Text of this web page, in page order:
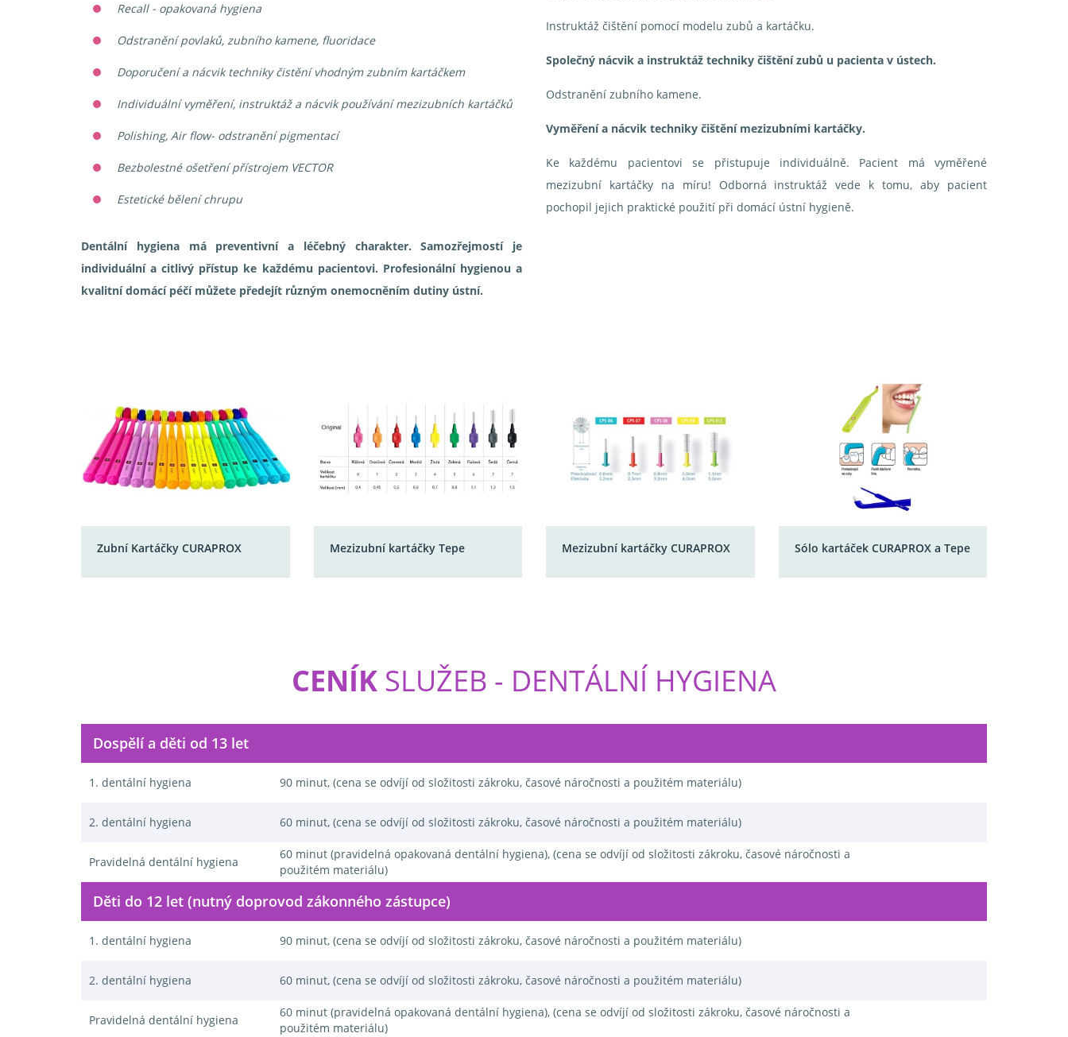
Recall - opakovaná hygiena
Odstranění povlaků, zubního kamene, fluoridace
Doporučení a nácvik techniky čistění vhodným zubním kartáčkem
Individuální vyměření, instruktáž a nácvik používání mezizubních kartáčků
Polishing, Air flow- odstranění pigmentací
Bezbolestné ošetření přístrojem VECTOR
Estetické bělení chrupu
Dentální hygiena má preventivní a léčebný charakter. Samozřejmostí je
individuální a citlivý přístup ke každému pacientovi. Profesionální hygienou a
kvalitní domácí péčí můžete předejít různým onemocněním dutiny ústní.
Instruktáž čištění pomocí modelu zubů a kartáčku.
Společný nácvik a instruktáž techniky čištění zubů u pacienta v ústech.
Odstranění zubního kamene.
Vyměření a nácvik techniky čištění mezizubními kartáčky.
Ke každému pacientovi se přistupuje individuálně. Pacient má vyměřené
mezizubní kartáčky na míru! Odborná instruktáž vede k tomu, aby pacient
pochopil jejich praktické použití při domácí ústní hygieně.
Zubní Kartáčky CURAPROX Mezizubní kartáčky Tepe Mezizubní kartáčky CURAPROX Sólo kartáček CURAPROX a Tepe
CENÍK SLUŽEB - DENTÁLNÍ HYGIENA
Dospělí a děti od 13 let
1. dentální hygiena 90 minut, (cena se odvíjí od složitosti zákroku, časové náročnosti a použitém materiálu)
2. dentální hygiena 60 minut, (cena se odvíjí od složitosti zákroku, časové náročnosti a použitém materiálu)
Pravidelná dentální hygiena
60 minut (pravidelná opakovaná dentální hygiena), (cena se odvíjí od složitosti zákroku, časové náročnosti a
použitém materiálu)
Děti do 12 let (nutný doprovod zákonného zástupce)
1. dentální hygiena 90 minut, (cena se odvíjí od složitosti zákroku, časové náročnosti a použitém materiálu)
2. dentální hygiena 60 minut, (cena se odvíjí od složitosti zákroku, časové náročnosti a použitém materiálu)
Pravidelná dentální hygiena
60 minut (pravidelná opakovaná dentální hygiena), (cena se odvíjí od složitosti zákroku, časové náročnosti a
použitém materiálu)